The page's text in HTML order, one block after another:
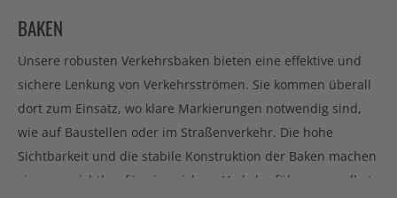
BAKEN
Unsere robusten Verkehrsbaken bieten eine effektive und
sichere Lenkung von Verkehrsströmen. Sie kommen überall
dort zum Einsatz, wo klare Markierungen notwendig sind,
wie auf Baustellen oder im Straßenverkehr. Die hohe
Sichtbarkeit und die stabile Konstruktion der Baken machen
sie unverzichtbar für eine sichere Verkehrsführung – selbst